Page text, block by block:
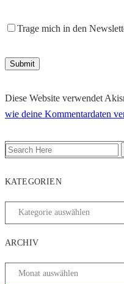
Trage mich in den
Diese Website verwendet
wie deine Kommentardaten
KATEGORIEN
ARCHIV